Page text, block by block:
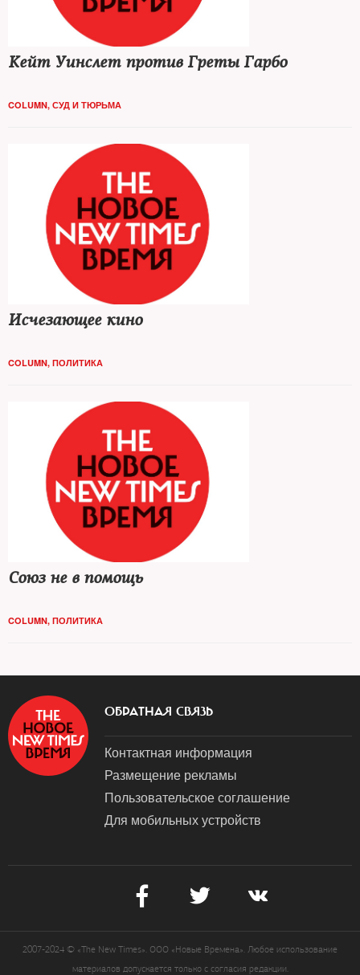
Кейт Уинслет против Греты Гарбо
COLUMN, СУД И ТЮРЬМА
Исчезающее кино
COLUMN, ПОЛИТИКА
Союз не в помощь
COLUMN, ПОЛИТИКА
ОБРАТНАЯ СВЯЗЬ
Контактная информация
Размещение рекламы
Пользовательское соглашение
Для мобильных устройств
2007-2024 © «The New Times». ООО «Новые Времена». Любое использование
материалов допускается только с согласия редакции.